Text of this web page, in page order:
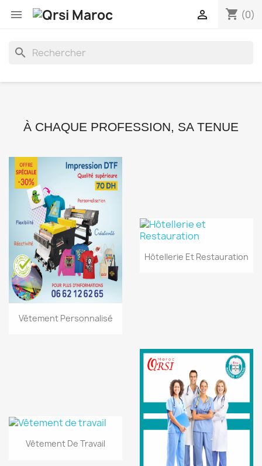
 shopping_cart (0)

search
À CHAQUE PROFESSION, SA TENUE
Vêtement Personnalisé
Hôtellerie Et Restauration
Vêtement De Travail